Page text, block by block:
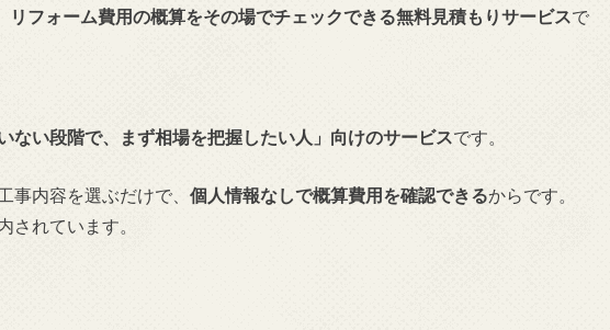
リフォーム費用の概算をその場でチェックできる無料見積もりサービスで
ない段階で、まず相場を把握したい人」向けのサービスです。
事内容を選ぶだけで、 個人情報なしで概算費用を確認できるからです。
されています。